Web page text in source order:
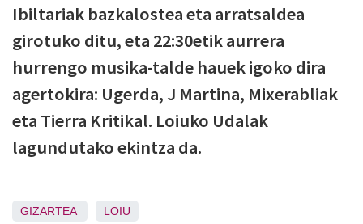
Ibiltariak bazkalostea eta arratsaldea
girotuko ditu, eta 22:30etik aurrera
hurrengo musika-talde hauek igoko dira
agertokira: Ugerda, J Martina, Mixerabliak
eta Tierra Kritikal. Loiuko Udalak
lagundutako ekintza da.
GIZARTEA LOIU